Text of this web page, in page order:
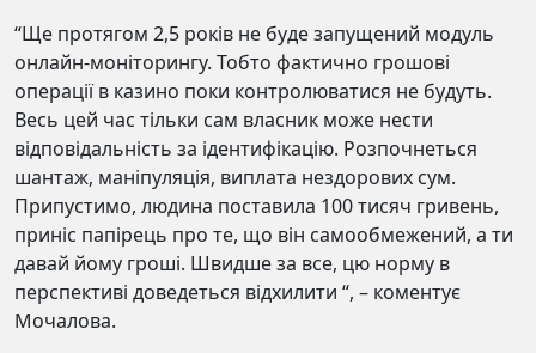
“Ще протягом 2,5 років не буде запущений модуль
онлайн-моніторингу. Тобто фактично грошові
операції в казино поки контролюватися не будуть.
Весь цей час тільки сам власник може нести
відповідальність за ідентифікацію. Розпочнеться
шантаж, маніпуляція, виплата нездорових сум.
Припустимо, людина поставила 100 тисяч гривень,
приніс папірець про те, що він самообмежений, а ти
давай йому гроші. Швидше за все, цю норму в
перспективі доведеться відхилити “, – коментує
Мочалова.